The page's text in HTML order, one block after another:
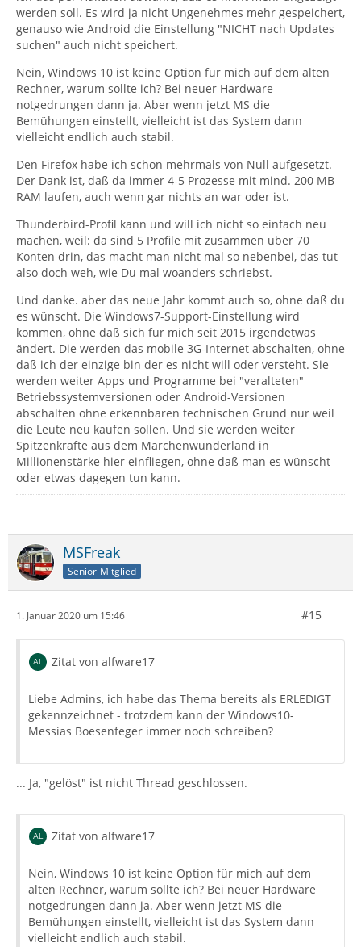
werden soll. Es wird ja nicht Ungenehmes mehr gespeichert,
genauso wie Android die Einstellung "NICHT nach Updates
suchen" auch nicht speichert.
Nein, Windows 10 ist keine Option für mich auf dem alten
Rechner, warum sollte ich? Bei neuer Hardware
notgedrungen dann ja. Aber wenn jetzt MS die
Bemühungen einstellt, vielleicht ist das System dann
vielleicht endlich auch stabil.
Den Firefox habe ich schon mehrmals von Null aufgesetzt.
Der Dank ist, daß da immer 4-5 Prozesse mit mind. 200 MB
RAM laufen, auch wenn gar nichts an war oder ist.
Thunderbird-Profil kann und will ich nicht so einfach neu
machen, weil: da sind 5 Profile mit zusammen über 70
Konten drin, das macht man nicht mal so nebenbei, das tut
also doch weh, wie Du mal woanders schriebst.
Und danke. aber das neue Jahr kommt auch so, ohne daß du
es wünscht. Die Windows7-Support-Einstellung wird
kommen, ohne daß sich für mich seit 2015 irgendetwas
ändert. Die werden das mobile 3G-Internet abschalten, ohne
daß ich der einzige bin der es nicht will oder versteht. Sie
werden weiter Apps und Programme bei "veralteten"
Betriebssystemversionen oder Android-Versionen
abschalten ohne erkennbaren technischen Grund nur weil
die Leute neu kaufen sollen. Und sie werden weiter
Spitzenkräfte aus dem Märchenwunderland in
Millionenstärke hier einfliegen, ohne daß man es wünscht
oder etwas dagegen tun kann.
MSFreak
Senior-Mitglied
1. Januar 2020 um 15:46 #15
Zitat von alfware17
Liebe Admins, ich habe das Thema bereits als ERLEDIGT
gekennzeichnet - trotzdem kann der Windows10-
Messias Boesenfeger immer noch schreiben?
... Ja, "gelöst" ist nicht Thread geschlossen.
Zitat von alfware17
Nein, Windows 10 ist keine Option für mich auf dem
alten Rechner, warum sollte ich? Bei neuer Hardware
notgedrungen dann ja. Aber wenn jetzt MS die
Bemühungen einstellt, vielleicht ist das System dann
vielleicht endlich auch stabil.